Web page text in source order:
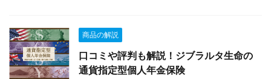
商品の解説
口コミや評判も解説！ジブラルタ生命の
通貨指定型個人年金保険